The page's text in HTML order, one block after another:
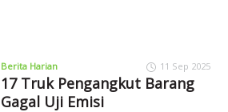
Berita Harian 11 Sep 2025
17 Truk Pengangkut Barang
Gagal Uji Emisi